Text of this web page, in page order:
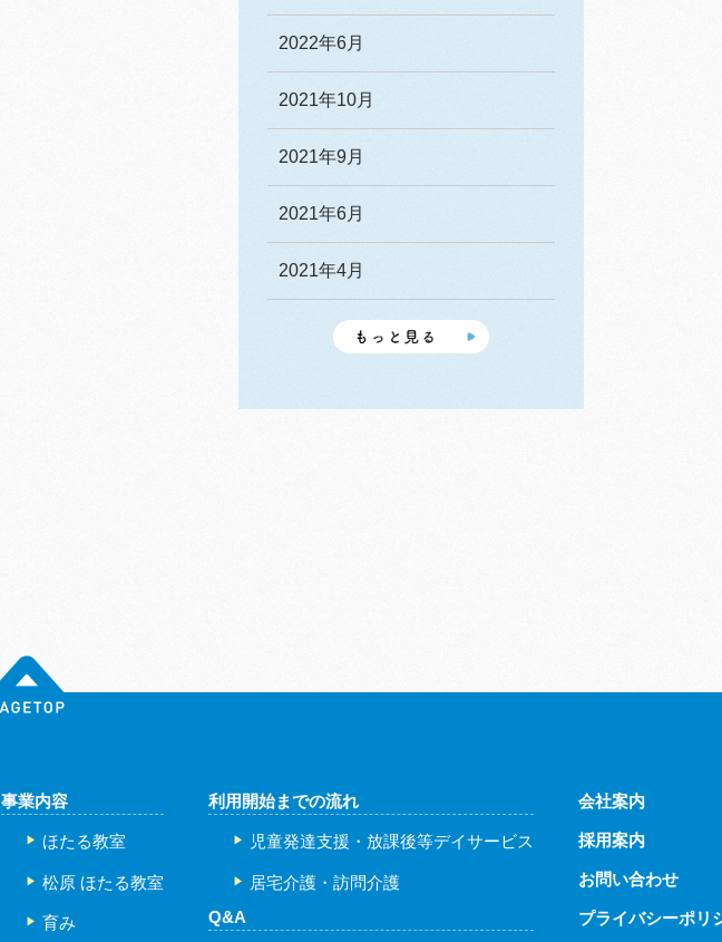
2022年6月
2021年10月
2021年9月
2021年6月
2021年4月
事業内容
ほたる教室
松原 ほたる教室
育み
利用開始までの流れ
児童発達支援・放課後等デイサービス
居宅介護・訪問介護
Q&A
会社案内
採用案内
お問い合わせ
プライバシーポリ